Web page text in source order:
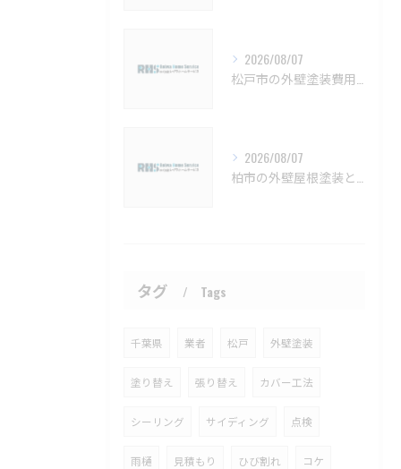
2026/08/07
2026/08/07
タグ Tags
千葉県 業者 松戸 外壁塗装
塗り替え 張り替え カバー工法
シーリング サイディング 点検
雨樋 見積もり ひび割れ コケ